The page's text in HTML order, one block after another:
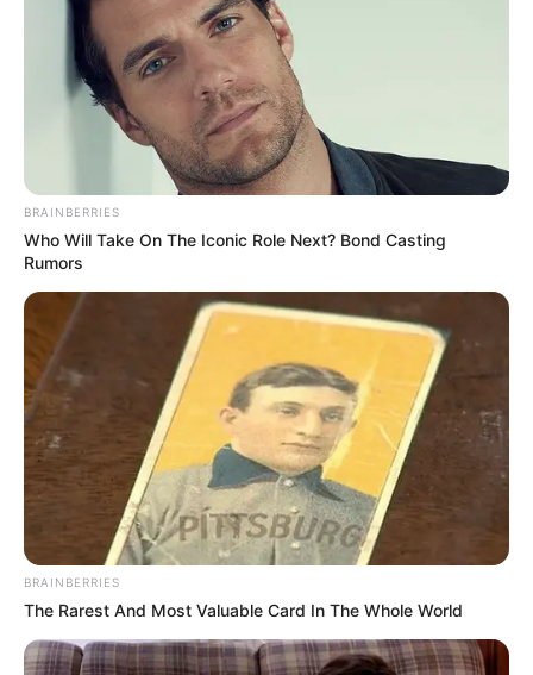
สัปดาห์นี้งานด้านวิชาการ ครูอาจารย์ กฎหมาย การ
สอบแข่งขันยังเดินหน้าไปได้ดี การงานใครที่กำลัง
มองหางานจะมีโอกาสดี ธุรกิจการลงทุนจะพบช่อง
ทางใหม่ๆ แต่ระวังการเสียเงินไปกับสิ่งไม่จำเป็น
สุขภาพช่วงนี้เว้นระยะห่างการเล่นออนไลน์สักหน่อย
เพราะสายตาอาจมีปัญหา สังเกตอาการให้ดี ความ
รัก ความสัมพันธ์คนโสดถ้าไม่อยากเหงาลองมองไปที่
คนถูกใจที่อายุมากกว่า ส่วนคนมีคู่ถ้างอนผิดใจกันก็
จะมีโอกาสคืนดี
ช่วงนี้อยู่บ้านก็สร้างบุญเสริมความดีได้ ทำบุญเกี่ยว
กับแสงสว่าง เช่น หลอดไฟ เทียน น้ำมัน อยู่บ้านหรือ
เดินทางหมั่นสวดบทบูชาพระ เทวดาประจำวันเกิด
แล้วแผ่เมตตา การสวดพระคาถาโพชฌังคะปริตร
สัปดาห์นี้จะเสริมสติสมาธิให้กับตัวเอง ช่วยเสริม
ความแข็งแรงแข็งแกร่งให้กับสุขภาพกายสุขภาพใจ
ได้เป็นอย่างดี
ดวงชะตาผู้ที่เกิดวันพุธ
BRAINBERRIES
Who Will Take On The Iconic Role Next? Bond Casting
Rumors
BRAINBERRIES
The Rarest And Most Valuable Card In The Whole World